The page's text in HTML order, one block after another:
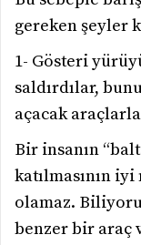
gereken şeyler
1- Gösteri
saldırdılar,
açacak
Bir insanın
katılmasının
olamaz.
benzer bir araç